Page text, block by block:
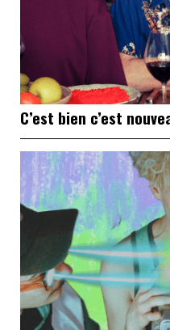
C’est bien c’est